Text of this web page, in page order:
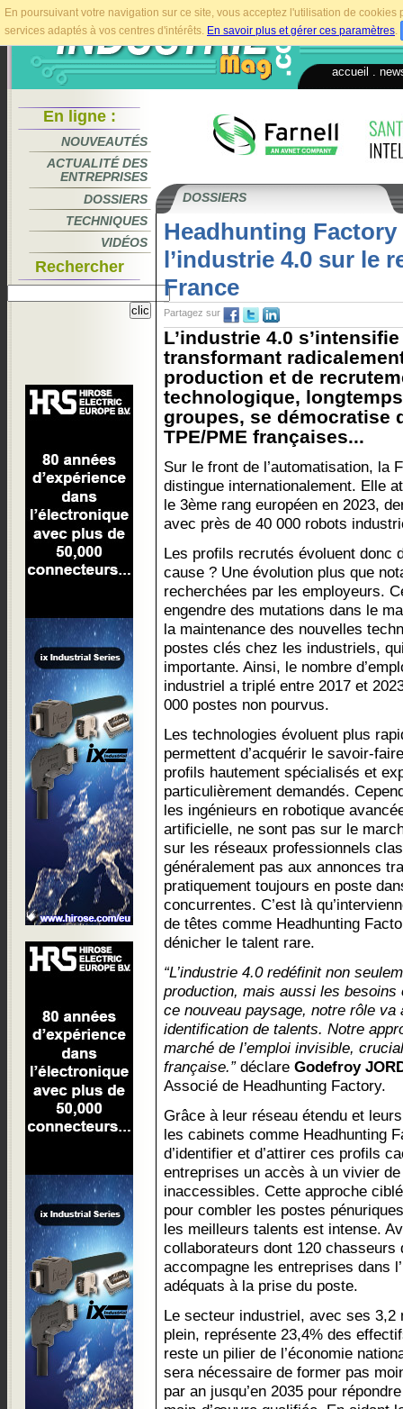
En poursuivant votre navigation sur ce site, vous acceptez l'utilisation de
services adaptés à vos centres d'intérêts. En savoir plus et gérer ces paramètres.
accueil
En ligne :
NOUVEAUTÉS
ACTUALITÉ DES
ENTREPRISES
DOSSIERS
TECHNIQUES
VIDÉOS
Rechercher
DOSSIERS
Headhunting Factory
l’industrie 4.0 sur le
France
Partagez sur
L’industrie 4.0
transformant
production et de
technologique,
groupes, se démocratise
TPE/PME françaises...
Sur le front de l’automatisation, la
distingue internationalement. Elle
le 3ème rang européen en 2023,
avec près de 40 000 robots
Les profils recrutés évoluent donc
cause ? Une évolution plus que
recherchées par les employeurs.
engendre des mutations dans le
la maintenance des nouvelles
postes clés chez les industriels,
importante. Ainsi, le nombre
industriel a triplé entre 2017 et
000 postes non pourvus.
Les technologies évoluent plus
permettent d’acquérir le savoir-
profils hautement spécialisés et
particulièrement demandés.
les ingénieurs en robotique
artificielle, ne sont pas sur le
sur les réseaux professionnels
généralement pas aux annonces
pratiquement toujours en poste
concurrentes. C’est là
de têtes comme Headhunting
dénicher le talent rare.
“L’industrie 4.0 redéfinit non
production, mais aussi les
ce nouveau paysage, notre rôle va
identification de talents. Notre
marché de l’emploi invisible,
française.”déclare Godefroy
Associé de Headhunting Factory.
Grâce à leur réseau étendu et
les cabinets comme Headhunting
d’identifier et d’attirer ces profils
entreprises un accès à un vivier
inaccessibles. Cette approche
pour combler les postes
les meilleurs talents est intense.
collaborateurs dont 120
accompagne les entreprises dans
adéquats à la prise du poste.
Le secteur industriel, avec ses
plein, représente 23,4% des
reste un pilier de l’économie
sera nécessaire de former pas
par an jusqu’en 2035 pour